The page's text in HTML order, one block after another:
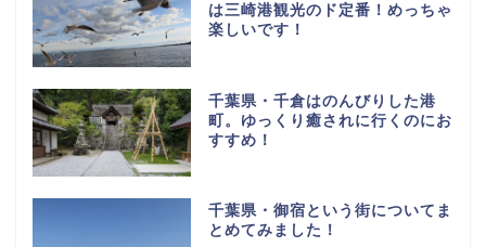
は三崎港観光のド定番！めっちゃ
楽しいです！
千葉県・千倉はのんびりした港
町。ゆっくり癒されに行くのにお
すすめ！
千葉県・御宿という街についてま
とめてみました！